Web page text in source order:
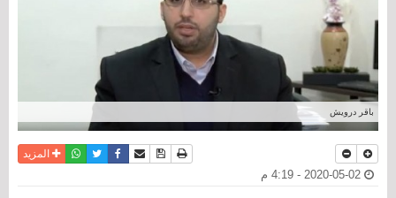
باقر درويش
نسخة للطباعة
حفظ الموضوع
أرسل الى صديق
فيسبوكتويترواتسابالمزيد